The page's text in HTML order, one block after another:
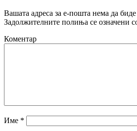
Вашата адреса за е-пошта нема да биде
Задолжителните полиња се означени
Коментар
Име *